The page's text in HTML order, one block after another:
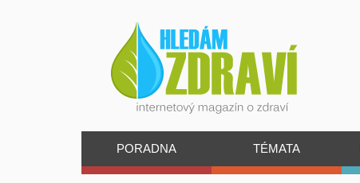
PORADNA TÉMATA